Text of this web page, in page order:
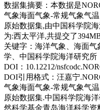
数据集摘要： 本数据是
气象海面气象-常规气象气
原始数据集,由中国科学院
为:西太平洋,共提交了
关键字： 海洋气象、海面气
学、中国科学院海洋研究所
DOI： 10.12212/
DOI引用格式： 汪嘉宁
气象海面气象-常规气象气
原始数据集.中国科学院海
然科学基金青岛海洋科学资